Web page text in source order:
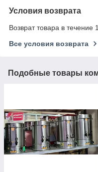
Условия возврата
Возврат товара в течение
Все условия возврата
Подобные товары